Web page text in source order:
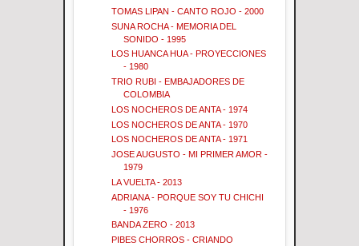
TOMAS LIPAN - CANTO ROJO - 2000
SUNA ROCHA - MEMORIA DEL
SONIDO - 1995
LOS HUANCA HUA - PROYECCIONES
- 1980
TRIO RUBI - EMBAJADORES DE
COLOMBIA
LOS NOCHEROS DE ANTA - 1974
LOS NOCHEROS DE ANTA - 1970
LOS NOCHEROS DE ANTA - 1971
JOSE AUGUSTO - MI PRIMER AMOR -
1979
LA VUELTA - 2013
ADRIANA - PORQUE SOY TU CHICHI
- 1976
BANDA ZERO - 2013
PIBES CHORROS - CRIANDO